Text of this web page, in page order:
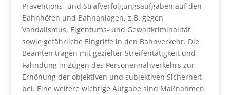
Präventions- und Strafverfolgungsaufgaben auf den
Bahnhöfen und Bahnanlagen, z.B. gegen
Vandalismus, Eigentums- und Gewaltkriminalität
sowie gefährliche Eingriffe in den Bahnverkehr. Die
Beamten tragen mit gezielter Streifentätigkeit und
Fahndung in Zügen des Personennahverkehrs zur
Erhöhung der objektiven und subjektiven Sicherheit
bei. Eine weitere wichtige Aufgabe sind Maßnahmen